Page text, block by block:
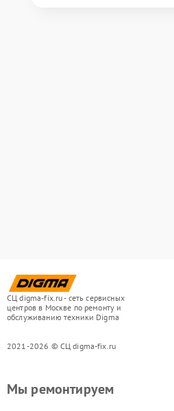
СЦ digma-fix.ru - сеть сервисных
центров в Москве по ремонту и
обслуживанию техники Digma
2021-2026 © СЦ digma-fix.ru
Мы ремонтируем